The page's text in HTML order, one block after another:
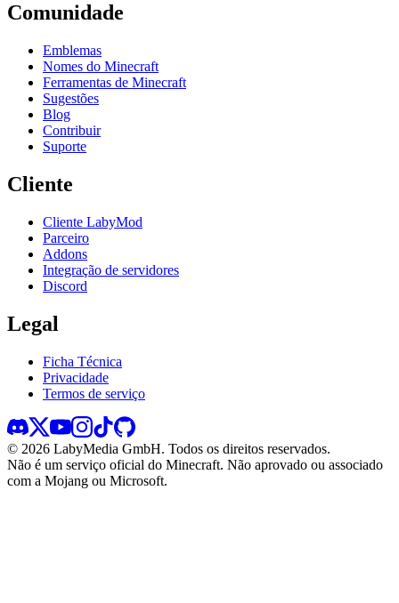
Comunidade
Emblemas
Nomes do Minecraft
Ferramentas de Minecraft
Sugestões
Blog
Contribuir
Suporte
Cliente
Cliente LabyMod
Parceiro
Addons
Integração de servidores
Discord
Legal
Ficha Técnica
Privacidade
Termos de serviço
© 2026 LabyMedia GmbH. Todos os direitos reservados.
Não é um serviço oficial do Minecraft. Não aprovado ou associado
com a Mojang ou Microsoft.